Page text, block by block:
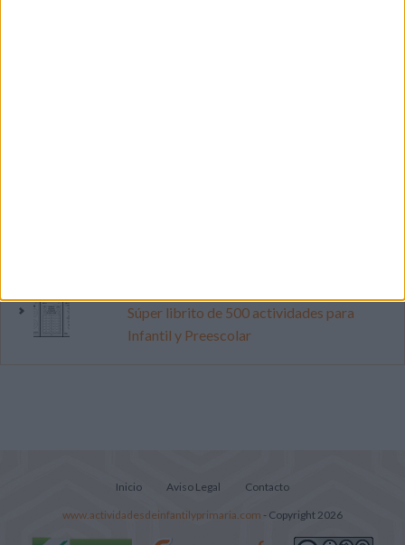
Súper librito de 500 actividades para
Infantil y Preescolar
Inicio Aviso Legal Contacto
www.actividadesdeinfantilyprimaria.com - Copyright 2026